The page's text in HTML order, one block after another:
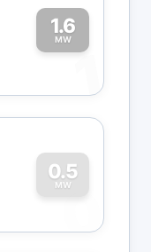
1.6
MW
1
0.5
MW
0